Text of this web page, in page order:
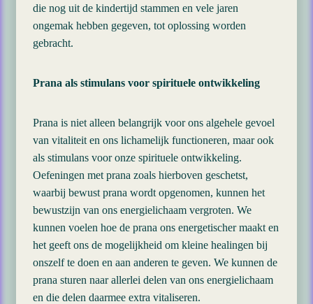
die nog uit de kindertijd stammen en vele jaren
ongemak hebben gegeven, tot oplossing worden
gebracht.
Prana als stimulans voor spirituele ontwikkeling
Prana is niet alleen belangrijk voor ons algehele gevoel
van vitaliteit en ons lichamelijk functioneren, maar ook
als stimulans voor onze spirituele ontwikkeling.
Oefeningen met prana zoals hierboven geschetst,
waarbij bewust prana wordt opgenomen, kunnen het
bewustzijn van ons energielichaam vergroten. We
kunnen voelen hoe de prana ons energetischer maakt en
het geeft ons de mogelijkheid om kleine healingen bij
onszelf te doen en aan anderen te geven. We kunnen de
prana sturen naar allerlei delen van ons energielichaam
en die delen daarmee extra vitaliseren.